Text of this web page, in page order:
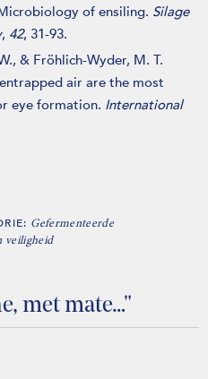
of ensiling. Silage
, 42, 31-93.
& Fröhlich-Wyder, M. T.
air are the most
eye formation. International
Gefermenteerde
veiligheid
met mate…"